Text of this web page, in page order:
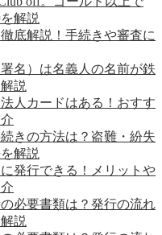
解説
底解説！手続きや審査に
名）は名義人の名前が鉄
説
人カードはある！おすす
きの方法は？盗難・紛失
解説
発行できる！メリットや
必要書類は？発行の流れ
説